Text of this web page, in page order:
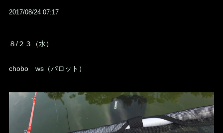
2017/08/24 07:17
８/２３（水）
chobo ws（パロット）